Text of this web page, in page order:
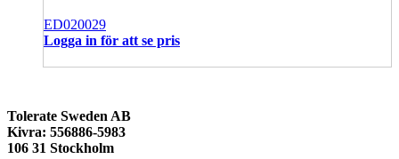
ED020029
Logga in för att se pris
Tolerate Sweden AB
Kivra: 556886-5983
106 31 Stockholm